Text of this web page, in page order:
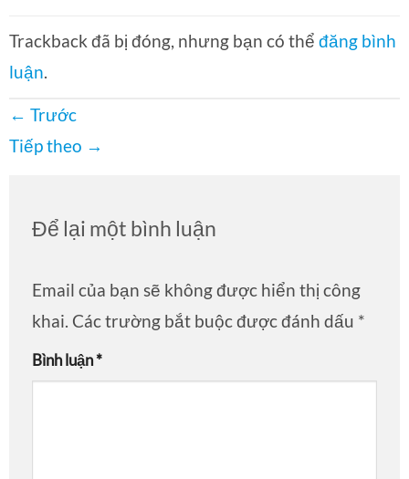
Trackback đã bị đóng, nhưng bạn có thể đăng bình
luận
← Trước
Tiếp theo →
Để lại một bình luận
Email của bạn sẽ không được hiển thị công
khai. Các trường bắt buộc được đánh dấu *
Bình luận*